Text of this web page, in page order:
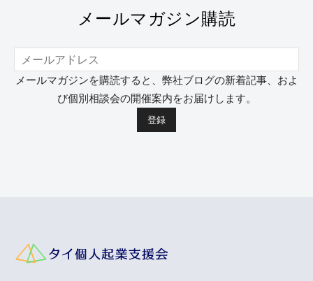
メールマガジン購読
メールマガジンを購読すると、弊社ブログの新着記事、およ
び個別相談会の開催案内をお届けします。